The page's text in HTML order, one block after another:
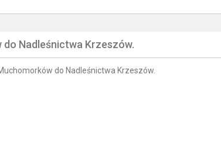
Nadleśnictwa Krzeszów.
do Nadleśnictwa Krzeszów.